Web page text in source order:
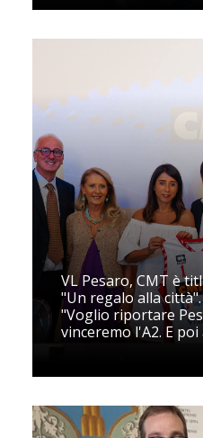
VL Pesaro, CMT è
"Un regalo alla
"Voglio riportare
vinceremo l'A2. E